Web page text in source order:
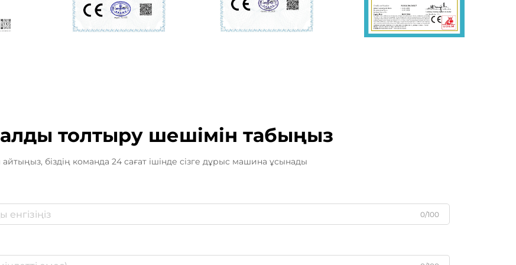
толтыру шешімін табыңыз
айтыңыз, біздің команда 24 сағат ішінде сізге дұрыс машина ұсынады
0/100